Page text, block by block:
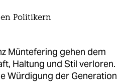
Politikern
Müntefering gehen dem
Haltung und Stil verloren.
Würdigung der Generation